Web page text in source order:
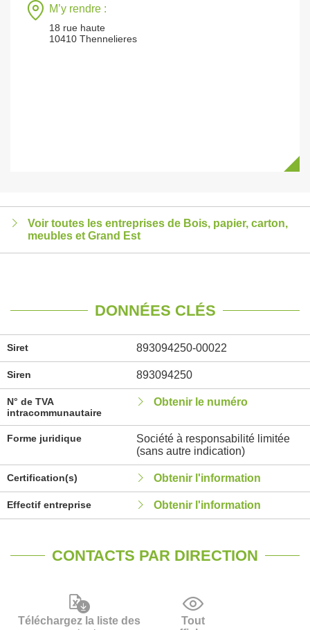
M’y rendre :
18 rue haute
10410 Thennelieres
Voir toutes les entreprises de Bois, papier, carton,
meubles et Grand Est
DONNÉES CLÉS
Siret 893094250-00022
Siren 893094250
N° de TVA
intracommunautaire
Obtenir le numéro
Forme juridique
Société à responsabilité limitée
(sans autre indication)
Certification(s) Obtenir l'information
Effectif entreprise Obtenir l'information
CONTACTS PAR DIRECTION
Téléchargez la liste des
Tout